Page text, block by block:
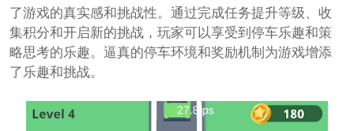
了游戏的真实感和挑战性。通过完成任务提升等级、收
集积分和开启新的挑战，玩家可以享受到停车乐趣和策
略思考的乐趣。逼真的停车环境和奖励机制为游戏增添
了乐趣和挑战。